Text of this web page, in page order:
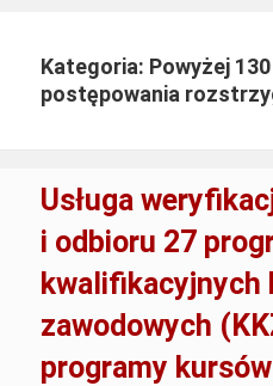
Kategoria: Powyżej 130
postępowania
Usługa
i odbioru 27
kwalifikacyjnych
zawodowych
programy